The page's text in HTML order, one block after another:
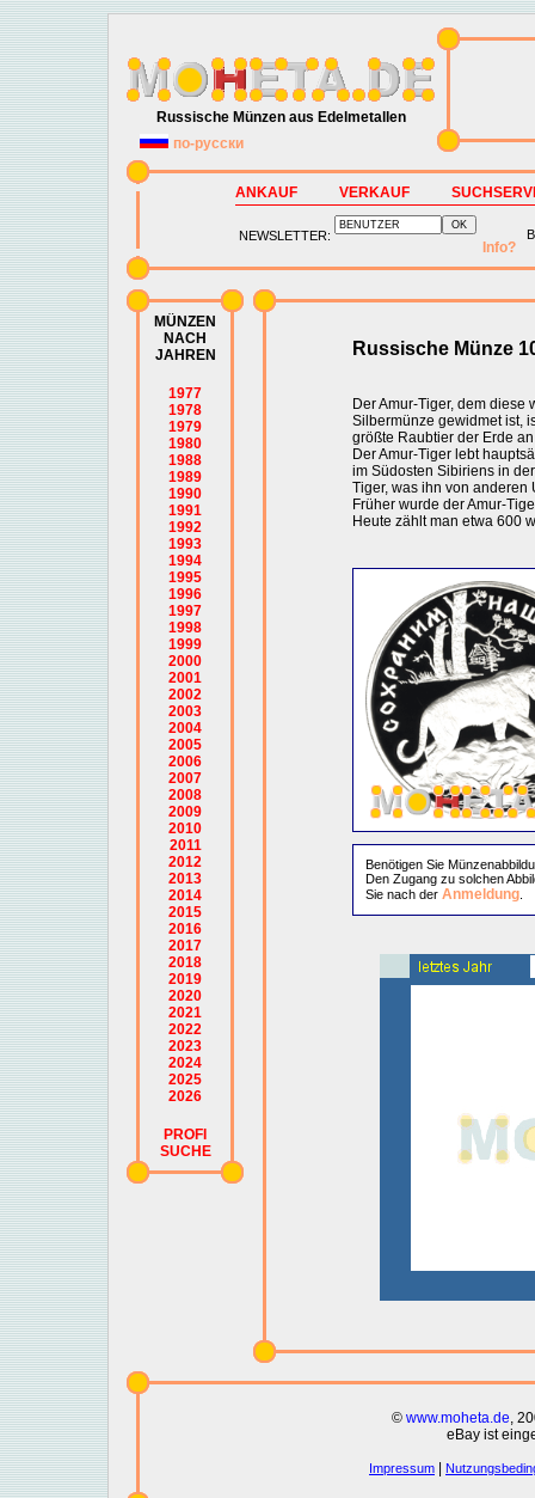
Russische Münzen aus Edelmetallen
по-русски
ANKAUF VERKAUF
NEWSLETTER:
Info?
MÜNZEN
NACH
JAHREN
1977
1978
1979
1980
1988
1989
1990
1991
1992
1993
1994
1995
1996
1997
1998
1999
2000
2001
2002
2003
2004
2005
2006
2007
2008
2009
2010
2011
2012
2013
2014
2015
2016
2017
2018
2019
2020
2021
2022
2023
2024
2025
2026
PROFI
SUCHE
Russische Münze
Der Amur-Tiger, dem
Silbermünze gewidmet ist,
größte Raubtier der Erde
Der Amur-Tiger lebt
im Südosten Sibiriens in
Tiger, was ihn von anderen
Früher wurde der Amur-
Heute zählt man etwa 600
Benötigen Sie
Den Zugang zu solchen
Sie nach der Anmeldung.
© www.moheta.de,
eBay ist
Impressum